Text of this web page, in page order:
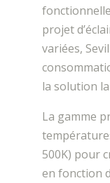
projet
variées,
la solution
La gamme
500K) pour
en fonction